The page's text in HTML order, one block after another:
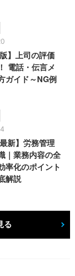
】上司の評価
電話・伝言メ
ガイド～NG例
新】労務管理
｜業務内容の全
率化のポイント
解説
る